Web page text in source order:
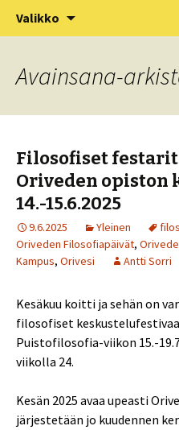
Puistofilosofia
XV Puistofilosofia-
15.-19.7.2025
Valikko
Avainsana-
Filosofiset
Oriveden opiston
14.-15.6.2025
9.6.2025 Yleinen
Oriveden Filosofiapäivät,
Kampus, Orivesi Antti Sorri
Kesäkuu koitti ja sehän on
filosofiset
Puistofilosofia-viikon 15.-
viikolla 24.
Kesän 2025 avaa upeasti
järjestetään jo kuudennen